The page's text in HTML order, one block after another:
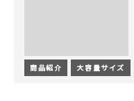
商品紹介 大容量サイズ